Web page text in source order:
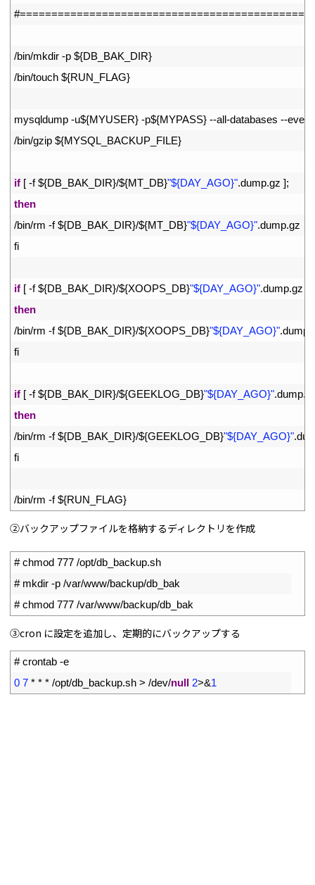
/bin/mkdir -p ${DB_BAK_DIR}
/bin/touch ${RUN_FLAG}
mysqldump -u${MYUSER} -p${MYPASS} --all-databases --
/bin/gzip ${MYSQL_BACKUP_FILE}
if [ -f ${DB_BAK_DIR}/${MT_DB}"${DAY_AGO}".dump.gz ];
then
/bin/rm -f ${DB_BAK_DIR}/${MT_DB}"${DAY_AGO}".dump.gz
fi
if [ -f ${DB_BAK_DIR}/${XOOPS_DB}"${DAY_AGO}".dump.gz
then
/bin/rm -f ${DB_BAK_DIR}/${XOOPS_DB}"${DAY_AGO}".dump
fi
if [ -f ${DB_BAK_DIR}/${GEEKLOG_DB}"${DAY_AGO}".dump.
then
/bin/rm -f ${DB_BAK_DIR}/${GEEKLOG_DB}"${DAY_AGO}".
fi
/bin/rm -f ${RUN_FLAG}
②バックアップファイルを格納するディレクトリを作成
# chmod 777 /opt/db_backup.sh
# mkdir -p /var/www/backup/db_bak
# chmod 777 /var/www/backup/db_bak
③cron に設定を追加し、定期的にバックアップする
# crontab -e
0 7 * * * /opt/db_backup.sh > /dev/null 2>&1